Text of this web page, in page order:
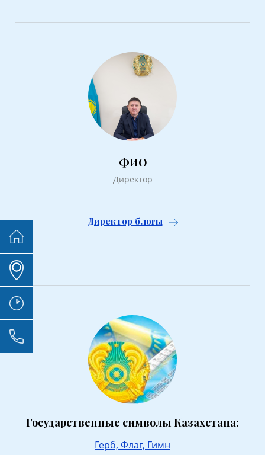
ФИО
Директор
Директор блогы
Государственные символы Казахстана:
Герб, Флаг, Гимн